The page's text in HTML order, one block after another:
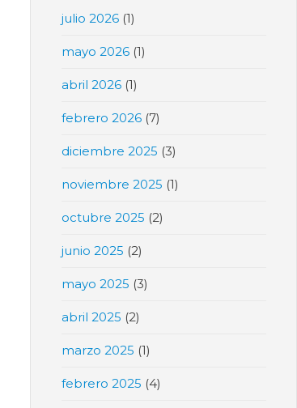
julio 2026(1)
mayo 2026(1)
abril 2026(1)
febrero 2026(7)
diciembre 2025 (3)
noviembre 2025 (1)
octubre 2025 (2)
junio 2025 (2)
mayo 2025 (3)
abril 2025 (2)
marzo 2025 (1)
febrero 2025 (4)